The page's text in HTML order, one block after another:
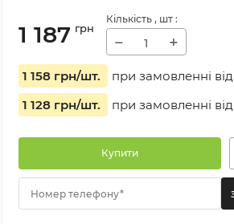
1 187 грн
Кількість , шт :
− +
1 158 грн/шт. при замовленні від
1 128 грн/шт. при замовленні від
Купити
Номер телефону*